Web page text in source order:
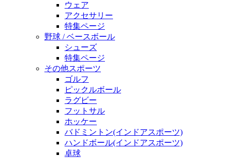
ウェア
アクセサリー
特集ページ
野球 / ベースボール
シューズ
特集ページ
その他スポーツ
ゴルフ
ピックルボール
ラグビー
フットサル
ホッケー
バドミントン(インドアスポーツ)
ハンドボール(インドアスポーツ)
卓球